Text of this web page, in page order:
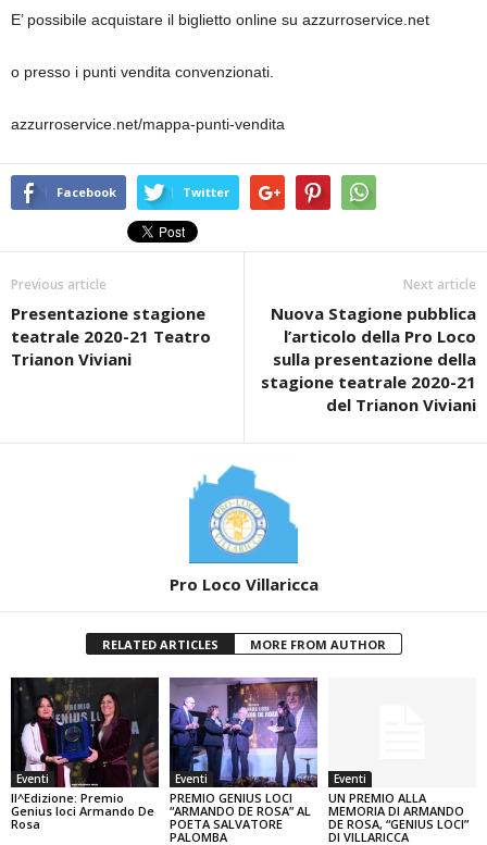
E’ possibile acquistare il biglietto online su azzurroservice.net
o presso i punti vendita convenzionati.
azzurroservice.net/mappa-punti-vendita
Facebook Twitter
Previous article
Presentazione stagione
teatrale 2020-21 Teatro
Trianon Viviani
Next article
Nuova Stagione pubblica
l’articolo della Pro Loco
sulla presentazione della
stagione teatrale 2020-21
del Trianon Viviani
Pro Loco Villaricca
RELATED ARTICLES MORE FROM AUTHOR
Eventi
II^Edizione: Premio
Genius loci Armando De
Rosa
Eventi
PREMIO GENIUS LOCI
“ARMANDO DE ROSA” AL
POETA SALVATORE
PALOMBA
Eventi
UN PREMIO ALLA
MEMORIA DI ARMANDO
DE ROSA, “GENIUS LOCI”
DI VILLARICCA